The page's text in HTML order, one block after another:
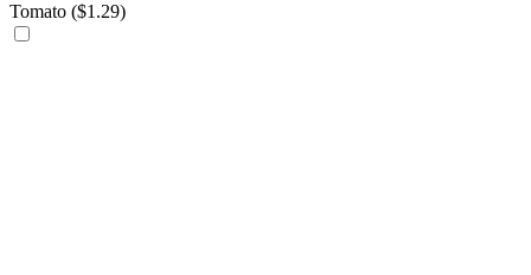
Tomato ($1.29)